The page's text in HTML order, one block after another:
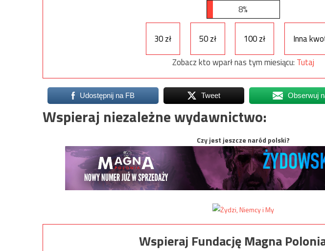
8%
30 zł 50 zł 100 zł
Inna
Zobacz kto wparł nas tym miesiącu: Tutaj
Udostępnij na FB Tweet Obserwuj
Wspieraj niezależne wydawnictwo:
Czy jest jeszcze naród polski?
Wspieraj Fundację Magna